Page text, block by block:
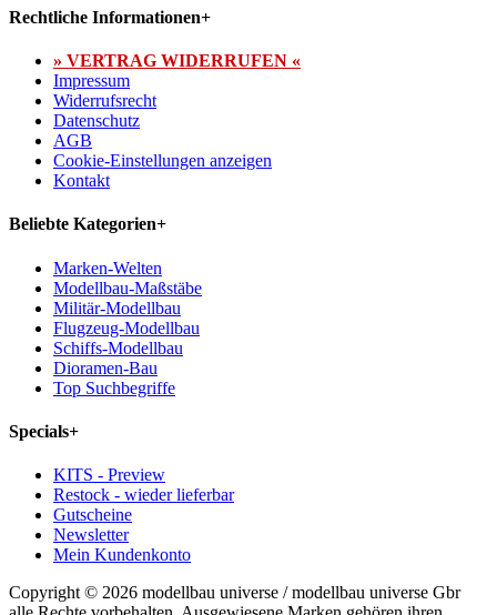
Rechtliche Informationen+
» VERTRAG WIDERRUFEN «
Impressum
Widerrufsrecht
Datenschutz
AGB
Cookie-Einstellungen anzeigen
Kontakt
Beliebte Kategorien+
Marken-Welten
Modellbau-Maßstäbe
Militär-Modellbau
Flugzeug-Modellbau
Schiffs-Modellbau
Dioramen-Bau
Top Suchbegriffe
Specials+
KITS - Preview
Restock - wieder lieferbar
Gutscheine
Newsletter
Mein Kundenkonto
Copyright © 2026 modellbau universe / modellbau universe Gbr